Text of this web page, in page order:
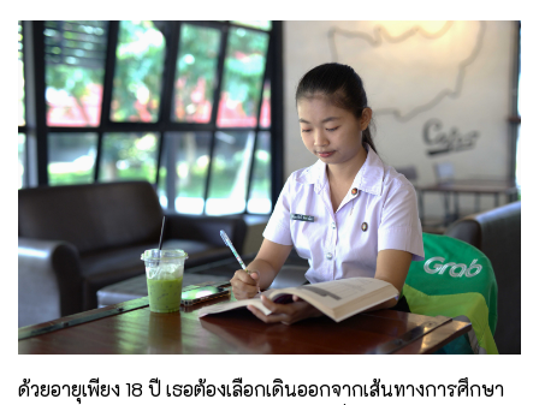
ด้วยอายุเพียง 18 ปี เธอต้องเลือกเดินออกจากเส้นทางการศึกษา